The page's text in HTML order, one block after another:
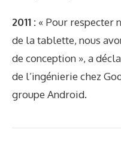
2011 : « Pour respecter
de la tablette, nous
de conception », a
de l’ingénierie chez
groupe Android.